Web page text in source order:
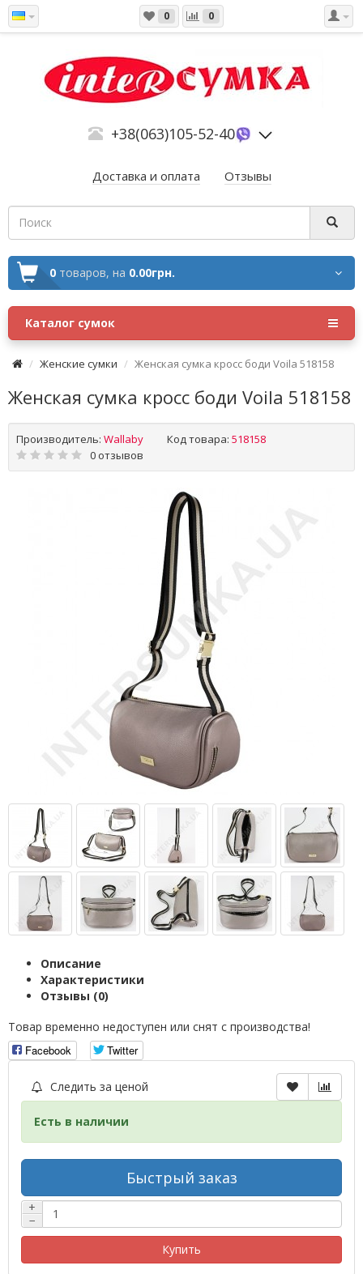
0 0
+38(063)105-52-40
Доставка и оплата Отзывы
0 товаров, на 0.00грн.
Каталог сумок
Женские сумки Женская сумка кросс боди Voila 518158
Женская сумка кросс боди Voila 518158
Производитель: Wallaby Код товара: 518158
0 отзывов
Описание
Характеристики
Отзывы (0)
Товар временно недоступен или снят с производства!
Facebook
Twitter
Следить за ценой
Есть в наличии
Быстрый заказ
+
−
Купить